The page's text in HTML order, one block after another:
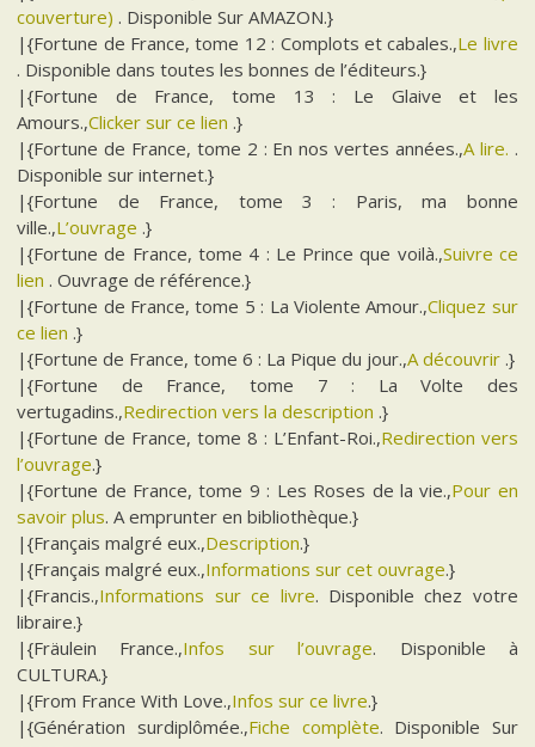
couverture) . Disponible Sur AMAZON.}
|{Fortune de France, tome 12 : Complots et cabales.,Le livre
. Disponible dans toutes les bonnes de l’éditeurs.}
|{Fortune de France, tome 13 : Le Glaive et les
Amours.,Clicker sur ce lien .}
|{Fortune de France, tome 2 : En nos vertes années.,A lire. .
Disponible sur internet.}
|{Fortune de France, tome 3 : Paris, ma bonne
ville.,L’ouvrage .}
|{Fortune de France, tome 4 : Le Prince que voilà.,Suivre ce
lien . Ouvrage de référence.}
|{Fortune de France, tome 5 : La Violente Amour.,Cliquez sur
ce lien .}
|{Fortune de France, tome 6 : La Pique du jour.,A découvrir .}
|{Fortune de France, tome 7 : La Volte des
vertugadins.,Redirection vers la description .}
|{Fortune de France, tome 8 : L’Enfant-Roi.,Redirection vers
l’ouvrage.}
|{Fortune de France, tome 9 : Les Roses de la vie.,Pour en
savoir plus. A emprunter en bibliothèque.}
|{Français malgré eux.,Description.}
|{Français malgré eux.,Informations sur cet ouvrage.}
|{Francis.,Informations sur ce livre. Disponible chez votre
libraire.}
|{Fräulein France.,Infos sur l’ouvrage. Disponible à
CULTURA.}
|{From France With Love.,Infos sur ce livre.}
|{Génération surdiplômée.,Fiche complète. Disponible Sur